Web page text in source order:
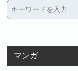
マンガ